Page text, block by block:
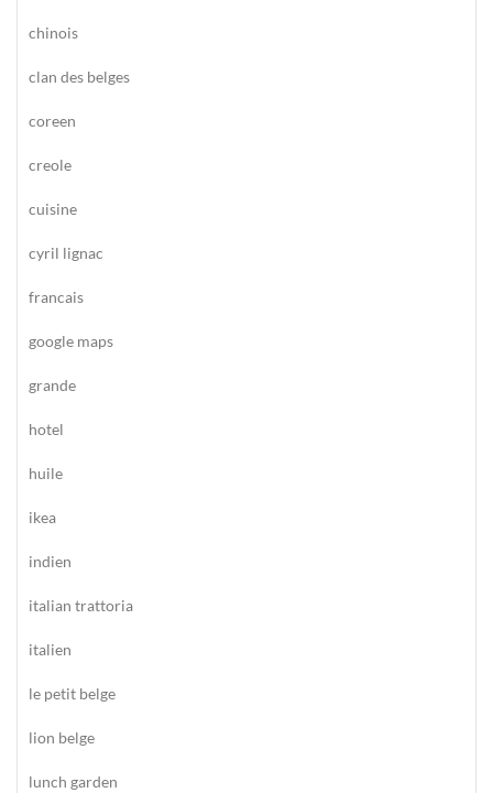
chinois
clan des belges
coreen
creole
cuisine
cyril lignac
francais
google maps
grande
hotel
huile
ikea
indien
italian trattoria
italien
le petit belge
lion belge
lunch garden